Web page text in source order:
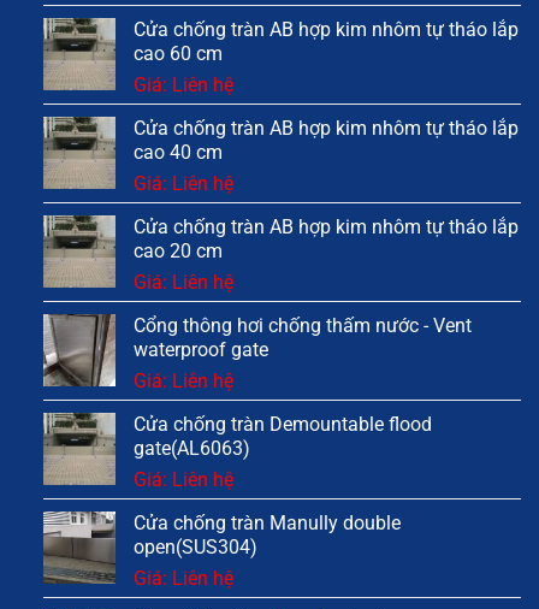
Cửa chống tràn AB hợp kim nhôm tự tháo lắp
cao 60 cm
Giá: Liên hệ
Cửa chống tràn AB hợp kim nhôm tự tháo lắp
cao 40 cm
Giá: Liên hệ
Cửa chống tràn AB hợp kim nhôm tự tháo lắp
cao 20 cm
Giá: Liên hệ
Cổng thông hơi chống thấm nước - Vent
waterproof gate
Giá: Liên hệ
Cửa chống tràn Demountable flood
gate(AL6063)
Giá: Liên hệ
Cửa chống tràn Manully double
open(SUS304)
Giá: Liên hệ